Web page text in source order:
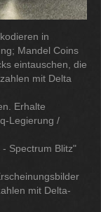
in
Mandel Coins
eintauschen, die
mit Delta
Erhalte
Legierung /
Spectrum Blitz"
mit Delta-